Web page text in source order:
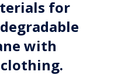
for
with